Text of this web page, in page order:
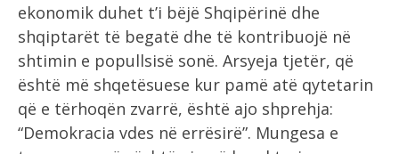
ekonomik duhet t’i bëjë Shqipërinë dhe
shqiptarët të begatë dhe të kontribuojë në
shtimin e popullsisë sonë. Arsyeja tjetër, që
është më shqetësuese kur pamë atë qytetarin
që e tërhoqën zvarrë, është ajo shprehja:
“Demokracia vdes në errësirë”. Mungesa e